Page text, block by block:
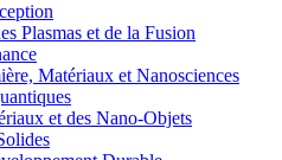
Plasmas et de la Fusion
Matériaux et Nanosciences
et des Nano-Objets